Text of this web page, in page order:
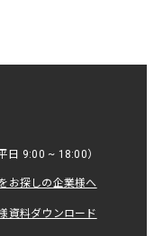
日 9:00 ~ 18:00）
お探しの企業様へ
資料ダウンロード